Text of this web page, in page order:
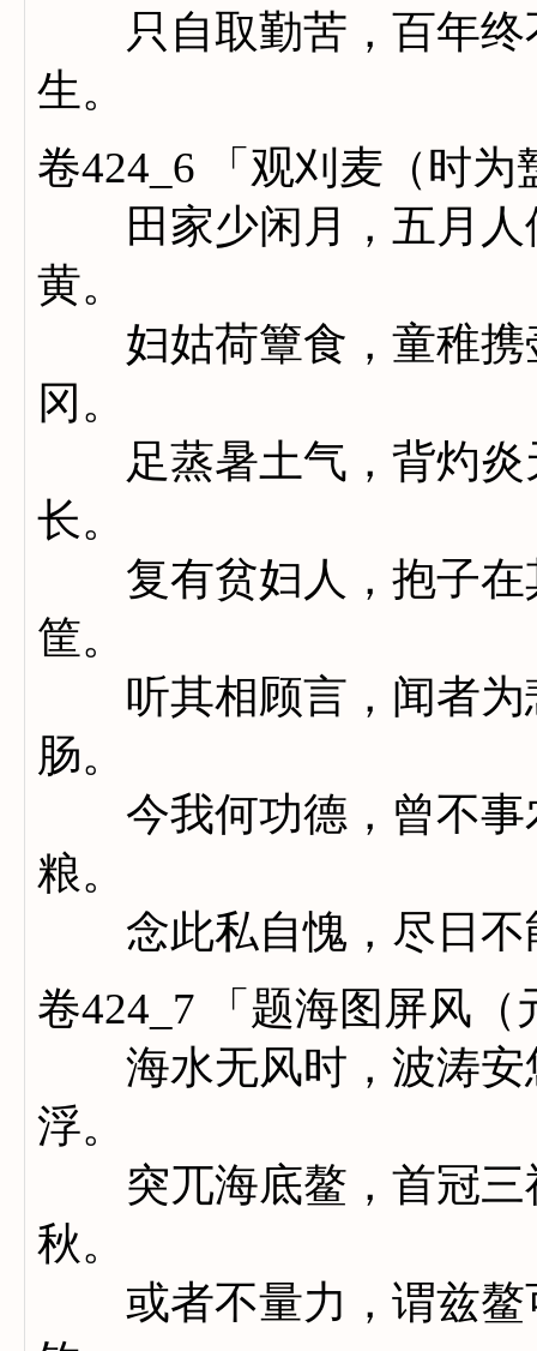
只自取勤苦，百年终
生。
卷424_6 「观刈麦（时
田家少闲月，五月人
黄。
妇姑荷簟食，童稚携
冈。
足蒸暑土气，背灼炎
长。
复有贫妇人，抱子在
筐。
听其相顾言，闻者为
肠。
今我何功德，曾不事
粮。
念此私自愧，尽日不
卷424_7 「题海图屏风
海水无风时，波涛安
浮。
突兀海底鳌，首冠三
秋。
或者不量力，谓兹鳌